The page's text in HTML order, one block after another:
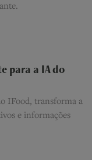
para a IA do
IFood, transforma a
e informações